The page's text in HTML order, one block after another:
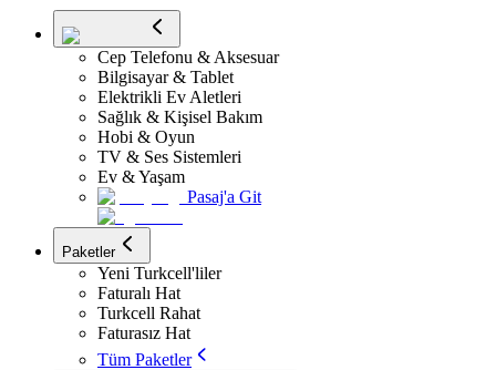
Cep Telefonu & Aksesuar
Bilgisayar & Tablet
Elektrikli Ev Aletleri
Sağlık & Kişisel Bakım
Hobi & Oyun
TV & Ses Sistemleri
Ev & Yaşam
Pasaj'a Git
Paketler
Yeni Turkcell'liler
Faturalı Hat
Turkcell Rahat
Faturasız Hat
Tüm Paketler